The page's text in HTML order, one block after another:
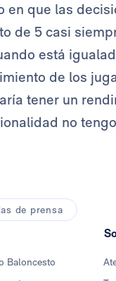
en que las
de 5 casi
está
de los
tener un
no
de prensa
Baloncesto